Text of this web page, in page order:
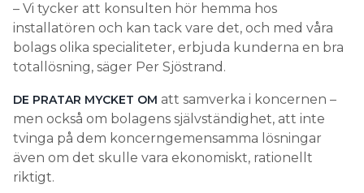
– Vi tycker att konsulten hör hemma hos
installatören och kan tack vare det, och med våra
bolags olika specialiteter, erbjuda kunderna en bra
totallösning, säger Per Sjöstrand.
DE PRATAR MYCKET OM att samverka i koncernen –
men också om bolagens självständighet, att inte
tvinga på dem koncerngemensamma lösningar
även om det skulle vara ekonomiskt, rationellt
riktigt.